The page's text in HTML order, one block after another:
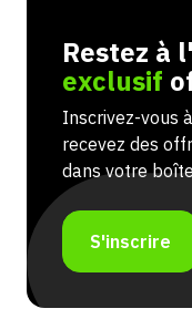
Restez à
exclusif
Inscrivez-vous
recevez des
dans votre
S'inscrire